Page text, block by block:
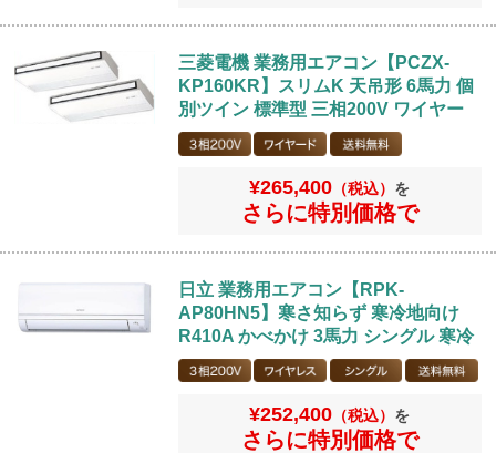
三菱電機 業務用エアコン【PCZX-
KP160KR】スリムK 天吊形 6馬力 個
別ツイン 標準型 三相200V ワイヤー
ドリモコン
¥265,400 （税込） を
さらに特別価格で
日立 業務用エアコン【RPK-
AP80HN5】寒さ知らず 寒冷地向け
R410A かべかけ 3馬力 シングル 寒冷
地向け型 三相200V ワイヤレスリモコ
ン
¥252,400 （税込） を
さらに特別価格で